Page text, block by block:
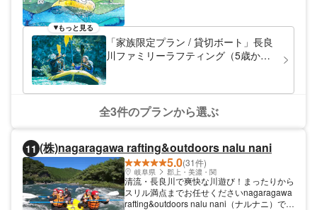
いう考え方を大切にしている。「18歳以上
限定の大人の本気の川遊び」や「ファミリー
限定の外あそび」を提案する。
もっと見る
「家族限定プラン / 貸切ボート」長良
川ファミリーラフティング（5歳から
全3件のプランから選ぶ
11 (株)nagaragawa rafting&outdoors nalu nani
5.0(31件)
岐阜県 郡上・美濃・関
清流・長良川で爽快な川遊び！まったりから
スリル満点までお任せくださいnagaragawa
rafting&outdoors nalu nani（ナルナニ）で